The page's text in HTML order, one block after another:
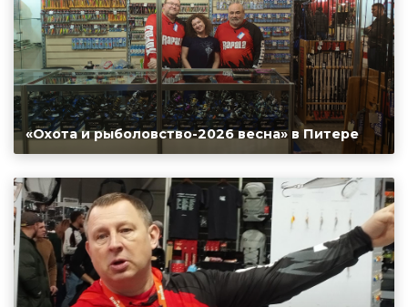
«Охота и рыболовство-2026 весна» в Питере